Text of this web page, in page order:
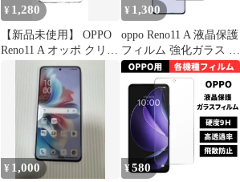
¥ 1,280
【新品未使用】 OPPO
Reno11 A オッポ クリア
ハードケース (アルパ
カ(ホワイト)) アルパカ
カラフル 動物 アニマル
cl-reno11a-31
¥ 1,300
oppo Reno11 A 液晶保護
フィルム 強化ガラス と
同等の 高硬度9H ブル
ーライトカット クリア
光沢タイプ 改訂版
¥ 1,000 ¥580